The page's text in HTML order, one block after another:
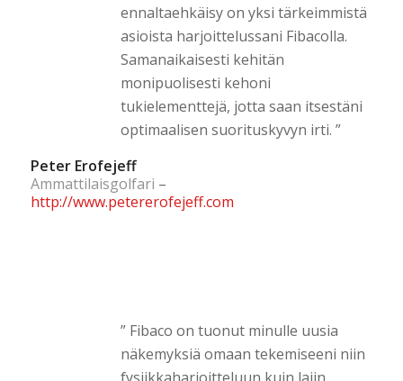
ennaltaehkäisy on yksi tärkeimmistä
asioista harjoittelussani Fibacolla.
Samanaikaisesti kehitän
monipuolisesti kehoni
tukielementtejä, jotta saan itsestäni
optimaalisen suorituskyvyn irti. ”
Peter Erofejeff
Ammattilaisgolfari –
http://www.petererofejeff.com
” Fibaco on tuonut minulle uusia
näkemyksiä omaan tekemiseeni niin